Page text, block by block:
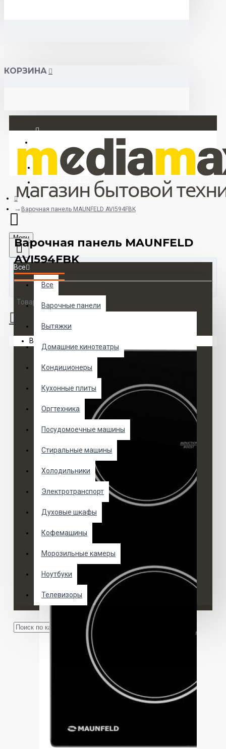
КОРЗИНА
Регистрация
+375 33 673 17 31 (МТС)
Menu
Все
Все
Варочные панели
Вытяжки
Домашние кинотеатры
Кондиционеры
Кухонные плиты
Оргтехника
Посудомоечные машины
Стиральные машины
Холодильники
Электротранспорт
Духовые шкафы
Кофемашины
Морозильные камеры
Ноутбуки
Телевизоры
Товаров 0 (0 руб.)
Ваша корзина пуста!
Варочная панель MAUNFELD AVI594FBK
Варочная панель MAUNFELD
AVI594FBK